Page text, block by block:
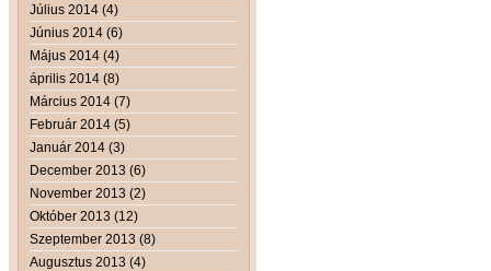
Július 2014 (4)
Június 2014 (6)
Május 2014 (4)
április 2014 (8)
Március 2014 (7)
Február 2014 (5)
Január 2014 (3)
December 2013 (6)
November 2013 (2)
Október 2013 (12)
Szeptember 2013 (8)
Augusztus 2013 (4)